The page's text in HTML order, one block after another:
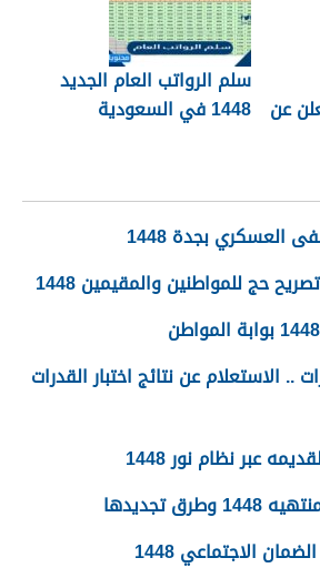
عن
سلم الرواتب العام الجديد
1448 في السعودية
بجدة 1448
حج للمواطنين والمقيمين 1448
الاستعلام عن نتائج اختبار القدرات
عبر نظام نور 1448
تجديدها
الاجتماعي 1448